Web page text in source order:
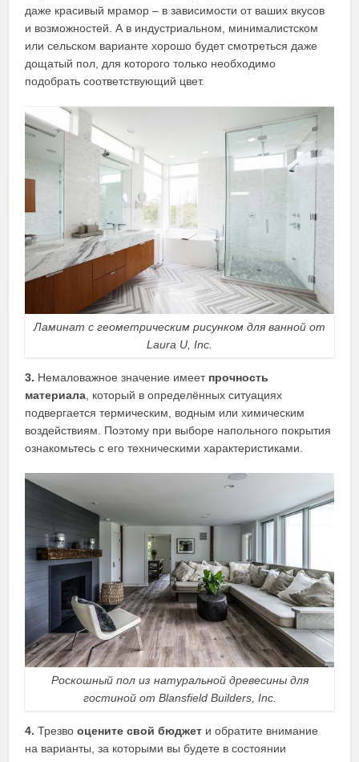
даже красивый мрамор – в зависимости от ваших вкусов
и возможностей. А в индустриальном, минималистском
или сельском варианте хорошо будет смотреться даже
дощатый пол, для которого только необходимо
подобрать соответствующий цвет.
Ламинат с геометрическим рисунком для ванной от
Laura U, Inc.
3. Немаловажное значение имеет прочность
материала, который в определённых ситуациях
подвергается термическим, водным или химическим
воздействиям. Поэтому при выборе напольного покрытия
ознакомьтесь с его техническими характеристиками.
Роскошный пол из натуральной древесины для
гостиной от Blansfield Builders, Inc.
4. Трезвооцените свой бюджет и обратите внимание
на варианты, за которыми вы будете в состоянии